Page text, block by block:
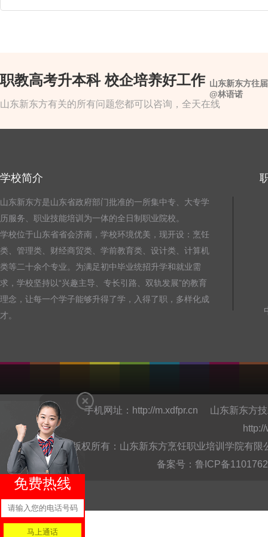
职教高考升本科 校企培养好工作
山东新东方有关的所有问题您都可以咨询，全天在线
山东新东方往
@林语诺
学校简介
山东新东方是山东省政府部门批准的一所集中专、大专学
历服务、职业技能培训为一体的全日制职业院校。
学校位于山东省省会济南，学校环境优美，现开设：烹饪
类、管理类、财经商贸类、学前教育类、设计类、计算机
类等二十余个专业。为满足初中毕业统招升学和就业需
求，学校坚持以“兴趣主导、专长引路、双轨发展”的教育
理念，让每一个学子能够升得了学，入得了职，多样化成
才。
手机网址： http://m.xdfpr.cn 山东新东方技
版权所有：山东新东方烹饪职业培训学院有
备案号： 鲁ICP备
免费热线